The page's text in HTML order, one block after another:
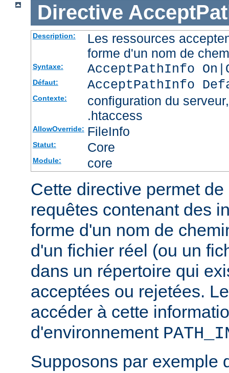
Directive
Description:
Les ressources
forme d'un nom de
Syntaxe: AcceptPathInfo
Défaut: AcceptPathInfo
Contexte:
configuration du
.htaccess
AllowOverride: FileInfo
Statut: Core
Module: core
Cette directive permet
requêtes contenant des
forme d'un nom de
d'un fichier réel (ou un
dans un répertoire qui
acceptées ou rejetées.
accéder à cette
d'environnement
Supposons par exemple